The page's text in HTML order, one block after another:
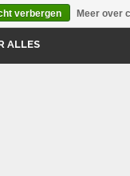
ALLES
verbergen Meer over